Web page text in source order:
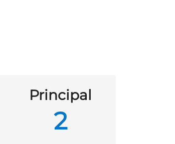
Principal
2